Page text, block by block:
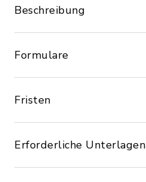
Beschreibung
Formulare
Fristen
Erforderliche Unterlagen